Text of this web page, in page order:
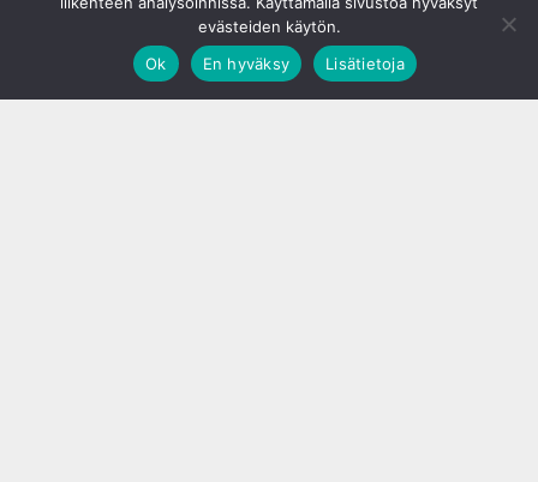
evästeiden käytön.
Ok
En hyväksy Lisätietoja